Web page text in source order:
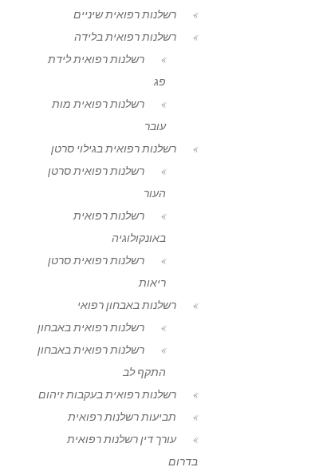
רשלנות רפואית שיניים
רשלנות רפואית בלידה
רשלנות רפואית לידת
פג
רשלנות רפואית מות
עובר
רשלנות רפואית בגילוי סרטן
רשלנות רפואית סרטן
העור
רשלנות רפואית
באונקולוגיה
רשלנות רפואית סרטן
ריאות
רשלנות באבחון רפואי
רשלנות רפואית באבחון
רשלנות רפואית באבחון
התקף לב
רשלנות רפואית בעקבות זיהום
תביעות רשלנות רפואית
עורך דין רשלנות רפואית
בדרום